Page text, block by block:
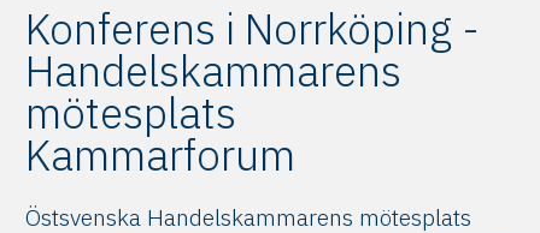
Konferens i Norrköping -
Handelskammarens
mötesplats
Kammarforum
Östsvenska Handelskammarens mötesplats